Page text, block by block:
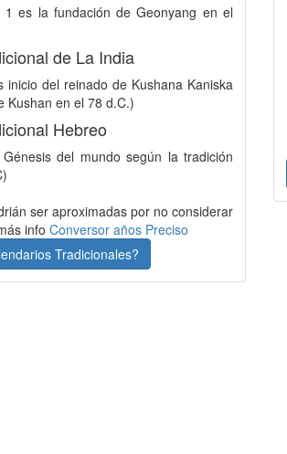
1 es la fundación de Geonyang en el
de La India
inicio del reinado de Kushana Kaniska
Kushan en el 78 d.C.)
Hebreo
del mundo según la tradición
ser aproximadas por no considerar
info Conversor años Preciso
Tradicionales?